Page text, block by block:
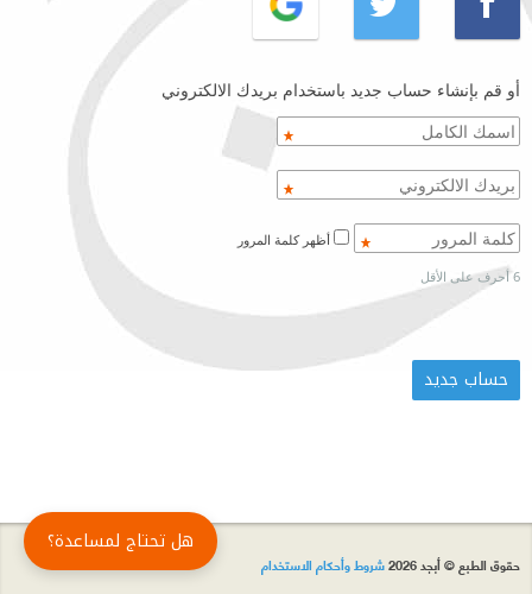
أو قم بإنشاء حساب جديد باستخدام بريدك الالكتروني
6 أحرف على الأقل
حقوق الطبع © أبجد 2026 شروط وأحكام الاستخدام
هل تحتاج لمساعدة؟